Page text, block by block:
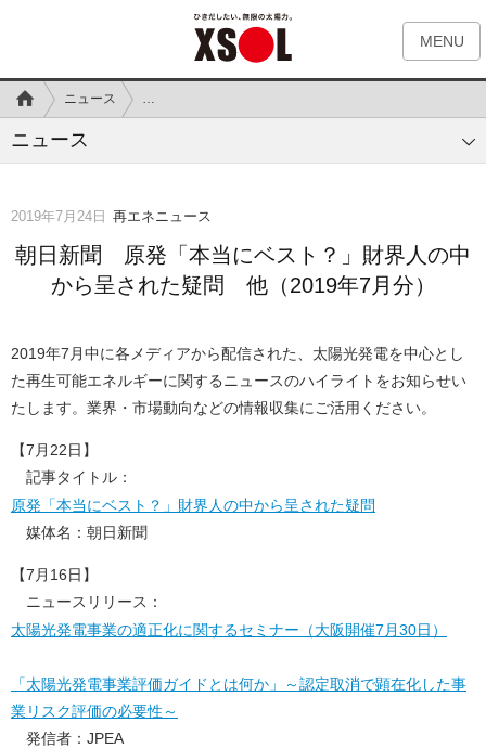
MENU
ニュース 朝日新聞 原発「本当にベスト？」財界人の中から呈さ
ニュース
2019年7月24日 再エネニュース
朝日新聞 原発「本当にベスト？」財界人の中
から呈された疑問 他（2019年7月分）
2019年7月中に各メディアから配信された、太陽光発電を中心とし
た再生可能エネルギーに関するニュースのハイライトをお知らせい
たします。業界・市場動向などの情報収集にご活用ください。
【7月22日】
記事タイトル：
原発「本当にベスト？」財界人の中から呈された疑問
媒体名：朝日新聞
【7月16日】
ニュースリリース：
太陽光発電事業の適正化に関するセミナー（大阪開催7月30日）
「太陽光発電事業評価ガイドとは何か」～認定取消で顕在化した事
業リスク評価の必要性～
発信者：JPEA